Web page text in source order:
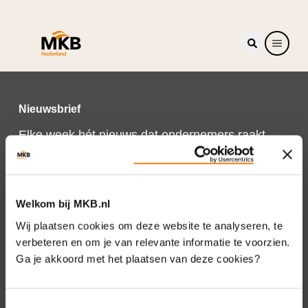
Welkom bij MKB.nl
Wij plaatsen cookies om deze website te analyseren, te
verbeteren en om je van relevante informatie te voorzien.
Ga je akkoord met het plaatsen van deze cookies?
Nieuwsbrief
Elke week hét nieuws dat ondernemers raakt.
Schrijf je nu in voor de MKB-Nederland
nieuwsbrief.
Schrijf je in
Direct naar
Over ons